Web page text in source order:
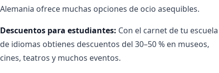
Alemania ofrece muchas opciones de ocio asequibles.
Descuentos para estudiantes: Con el carnet de tu escuela
de idiomas obtienes descuentos del 30–50 % en museos,
cines, teatros y muchos eventos.